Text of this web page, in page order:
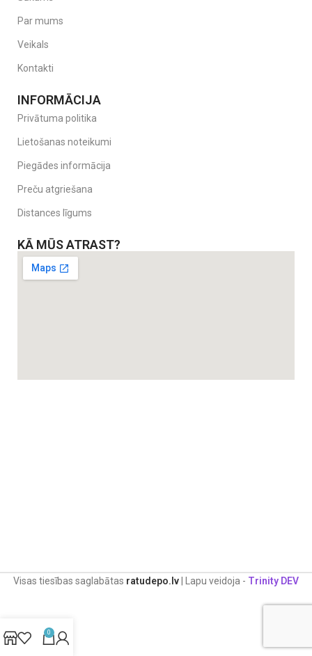
Par mums
Veikals
Kontakti
INFORMĀCIJA
Privātuma politika
Lietošanas noteikumi
Piegādes informācija
Preču atgriešana
Distances līgums
KĀ MŪS ATRAST?
Visas tiesības saglabātas ratudepo.lv | Lapu veidoja - Trinity DEV
0